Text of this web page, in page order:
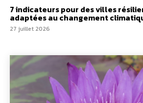
7 indicateurs pour des villes
adaptées au changement
27 juillet 2026